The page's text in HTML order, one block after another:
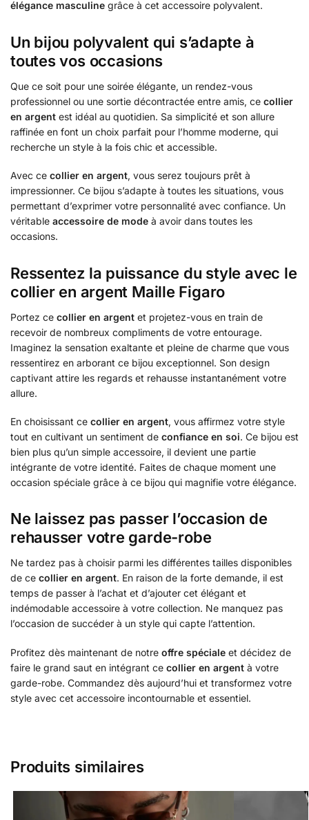
élégance masculine grâce à cet accessoire polyvalent.
Un bijou polyvalent qui s’adapte à
toutes vos occasions
Que ce soit pour une soirée élégante, un rendez-vous
professionnel ou une sortie décontractée entre amis, ce collier
en argent est idéal au quotidien. Sa simplicité et son allure
raffinée en font un choix parfait pour l’homme moderne, qui
recherche un style à la fois chic et accessible.
Avec ce collier en argent, vous serez toujours prêt à
impressionner. Ce bijou s’adapte à toutes les situations, vous
permettant d’exprimer votre personnalité avec confiance. Un
véritable accessoire de mode à avoir dans toutes les
occasions.
Ressentez la puissance du style avec le
collier en argent Maille Figaro
Portez ce collier en argent et projetez-vous en train de
recevoir de nombreux compliments de votre entourage.
Imaginez la sensation exaltante et pleine de charme que vous
ressentirez en arborant ce bijou exceptionnel. Son design
captivant attire les regards et rehausse instantanément votre
allure.
En choisissant ce collier en argent, vous affirmez votre style
tout en cultivant un sentiment de confiance en soi. Ce bijou est
bien plus qu’un simple accessoire, il devient une partie
intégrante de votre identité. Faites de chaque moment une
occasion spéciale grâce à ce bijou qui magnifie votre élégance.
Ne laissez pas passer l’occasion de
rehausser votre garde-robe
Ne tardez pas à choisir parmi les différentes tailles disponibles
de ce collier en argent. En raison de la forte demande, il est
temps de passer à l’achat et d’ajouter cet élégant et
indémodable accessoire à votre collection. Ne manquez pas
l’occasion de succéder à un style qui capte l’attention.
Profitez dès maintenant de notre offre spéciale et décidez de
faire le grand saut en intégrant ce collier en argent à votre
garde-robe. Commandez dès aujourd’hui et transformez votre
style avec cet accessoire incontournable et essentiel.
Produits similaires